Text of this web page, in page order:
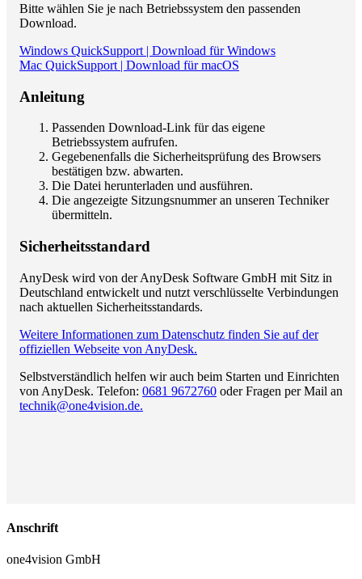
Bitte wählen Sie je nach Betriebssystem den passenden
Download.
Windows QuickSupport | Download für Windows
Mac QuickSupport | Download für macOS
Anleitung
Passenden Download-Link für das eigene
Betriebssystem aufrufen.
Gegebenenfalls die Sicherheitsprüfung des Browsers
bestätigen bzw. abwarten.
Die Datei herunterladen und ausführen.
Die angezeigte Sitzungsnummer an unseren Techniker
übermitteln.
Sicherheitsstandard
AnyDesk wird von der AnyDesk Software GmbH mit Sitz in
Deutschland entwickelt und nutzt verschlüsselte Verbindungen
nach aktuellen Sicherheitsstandards.
Weitere Informationen zum Datenschutz finden Sie auf der
offiziellen Webseite von AnyDesk.
Selbstverständlich helfen wir auch beim Starten und Einrichten
von AnyDesk. Telefon: 0681 9672760 oder Fragen per Mail an
technik@one4vision.de.
Anschrift
one4vision GmbH